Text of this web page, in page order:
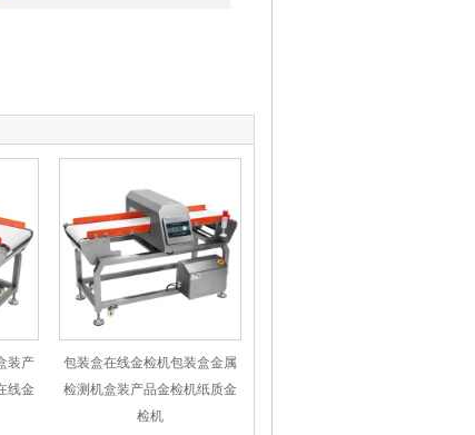
装产
线金
包装盒在线金检机包装盒金属
检测机盒装产品金检机纸质金
检机